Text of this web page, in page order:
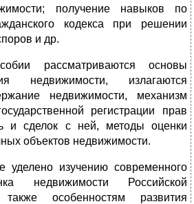
получение навыков по
кодекса при решении
и др.
рассматриваются основы
недвижимости, излагаются
недвижимости, механизм
регистрации прав
и сделок с ней, методы оценки
объектов недвижимости.
уделено изучению современного
недвижимости Российской
особенностям развития